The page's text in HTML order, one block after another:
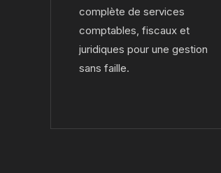
complète de services
comptables, fiscaux et
juridiques pour une gestion
sans faille.